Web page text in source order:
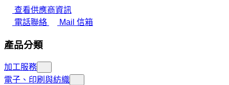
查看供應商資訊
電話聯絡
Mail 信箱
產品分類
加工服務
電子、印刷與紡織